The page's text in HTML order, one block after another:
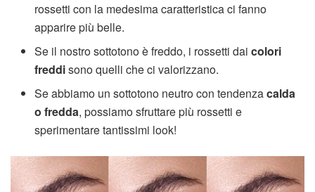
rossetti con la medesima caratteristica ci fanno
apparire più belle.
Se il nostro sottotono è freddo, i rossetti daicolori
freddisono quelli che ci valorizzano.
Se abbiamo un sottotono neutro con tendenzacalda
o fredda, possiamo sfruttare più rossetti e
sperimentare tantissimi look!